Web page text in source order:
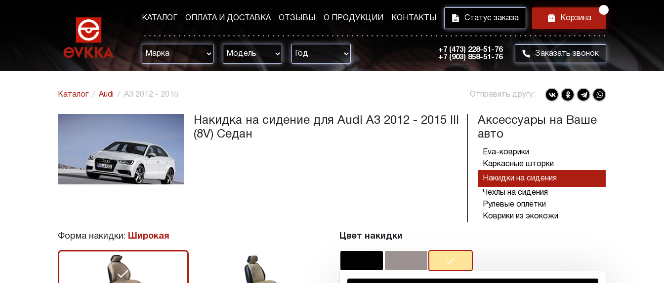
КАТАЛОГ ОПЛАТА И ДОСТАВКА ОТЗЫВЫ О ПРОДУКЦИИ КОНТАКТЫ i Статус заказа h Корзина
+7 (473) 228-51-76
+7 (903) 858-51-76
m Заказать звонок
Каталог Audi A3 2012 - 2015 Отправить другу:
Накидка на сидение для Audi A3 2012 - 2015 III
(8V) Седан
Аксессуары на Ваше
авто
Eva-коврики
Каркасные шторки
Накидки на сидения
Чехлы на сидения
Рулевые оплётки
Коврики из экокожи
Форма накидки: Широкая
r
Цвет накидки